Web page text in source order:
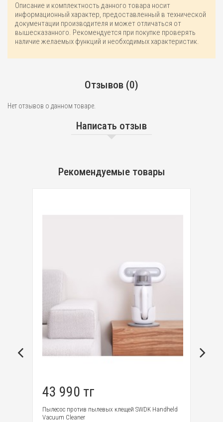
Описание и комплектность данного товара носит
информационный характер, предоставленный в технической
документации производителя и может отличаться от
вышесказанного. Рекомендуется при покупке проверять
наличие желаемых функций и необходимых характеристик.
Отзывов (0)
Нет отзывов о данном товаре.
Написать отзыв
Рекомендуемые товары
43 990 тг
Пылесос против пылевых клещей SWDK Handheld
Vacuum Cleaner